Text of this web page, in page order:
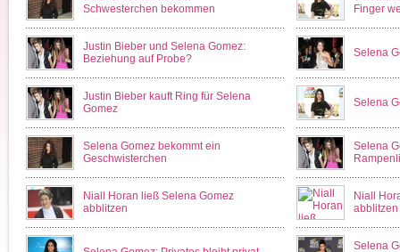
Schwesterchen bekommen
Finger
Justin Bieber und Selena Gomez:
Beziehung auf Probe?
Selena
Justin Bieber kauft Ring für Selena
Gomez
Selena
Selena Gomez bekommt ein
Geschwisterchen
Selena
Niall Horan ließ Selena Gomez
abblitzen
Niall
abblitzen
Selena